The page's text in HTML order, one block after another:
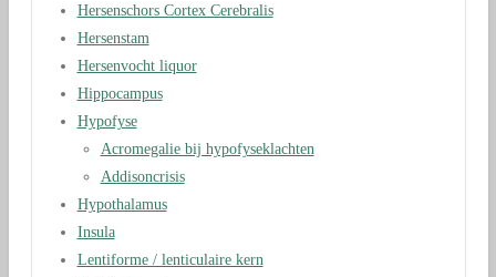
Hersenschors Cortex Cerebralis
Hersenstam
Hersenvocht liquor
Hippocampus
Hypofyse
Acromegalie bij hypofyseklachten
Addisoncrisis
Hypothalamus
Insula
Lentiforme / lenticulaire kern